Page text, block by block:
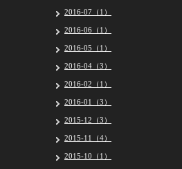
2016-07（1）
2016-06（1）
2016-05（1）
2016-04（3）
2016-02（1）
2016-01（3）
2015-12（3）
2015-11（4）
2015-10（1）